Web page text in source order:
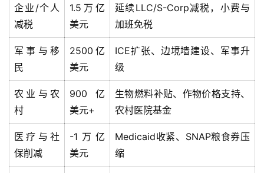
企业/个人
减税
1.5万亿
美元
延续LLC/S-Corp减税，小费与
加班免税
军事与移
民
2500亿
美元
ICE扩张、边境墙建设、军事升
级
农业与农
村
900亿
美元+
生物燃料补贴、作物价格支持、
农村医院基金
医疗与社
保削减
-1万亿
美元
Medicaid收紧、SNAP粮食券压
缩